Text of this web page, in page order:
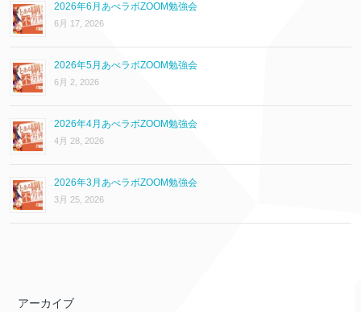
2026年6月あべラボZOOM勉強会
6月 17, 2026
2026年5月あべラボZOOM勉強会
6月 2, 2026
2026年4月あべラボZOOM勉強会
4月 28, 2026
2026年3月あべラボZOOM勉強会
3月 25, 2026
アーカイブ